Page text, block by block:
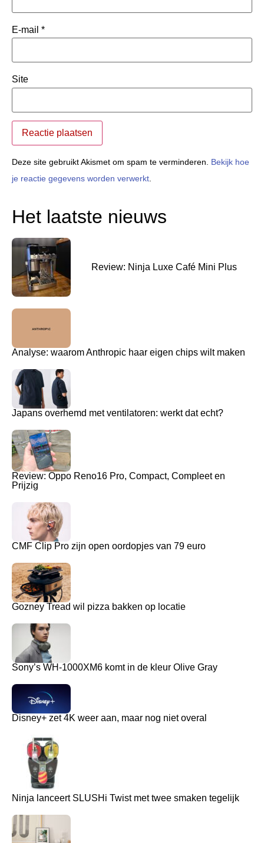
E-mail *
Site
Deze site gebruikt Akismet om spam te verminderen. Bekijk hoe
je reactie gegevens worden verwerkt.
Het laatste nieuws
Review: Ninja Luxe Café Mini Plus
Analyse: waarom Anthropic haar eigen chips wilt maken
Japans overhemd met ventilatoren: werkt dat echt?
Review: Oppo Reno16 Pro, Compact, Compleet en
Prijzig
CMF Clip Pro zijn open oordopjes van 79 euro
Gozney Tread wil pizza bakken op locatie
Sony’s WH-1000XM6 komt in de kleur Olive Gray
Disney+ zet 4K weer aan, maar nog niet overal
Ninja lanceert SLUSHi Twist met twee smaken tegelijk